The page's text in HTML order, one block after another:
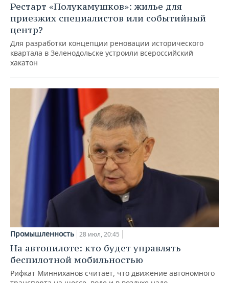
Рестарт «Полукамушков»: жилье для
приезжих специалистов или событийный
центр?
Для разработки концепции реновации исторического
квартала в Зеленодольске устроили всероссийский
хакатон
Промышленность 28 июл, 20:45
На автопилоте: кто будет управлять
беспилотной мобильностью
Рифкат Минниханов считает, что движение автономного